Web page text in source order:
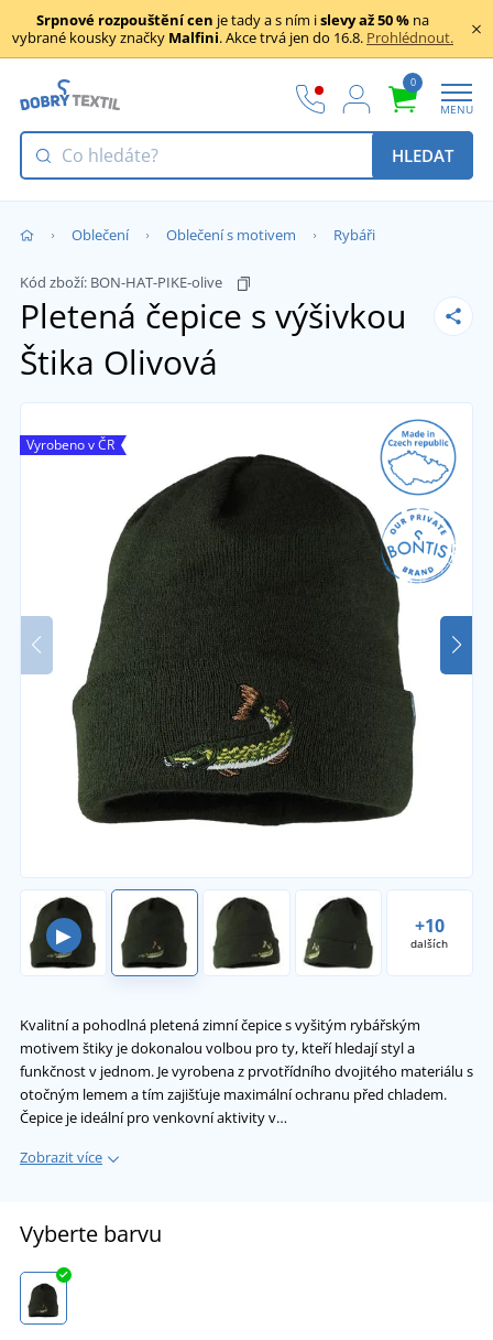
Srpnové rozpouštění cen je tady a s ním islevy až 50 % na
vybrané kousky značky Malfini. Akce trvá jen do 16.8. Prohlédnout.
0
MENU
HLEDAT
Oblečení Oblečení s motivem Rybáři
Kód zboží: BON-HAT-PIKE-olive
Pletená čepice s výšivkou
Štika Olivová
▶ +10
dalších
Vyrobeno v ČR
Kvalitní a pohodlná pletená zimní čepice s vyšitým rybářským
motivem štiky je dokonalou volbou pro ty, kteří hledají styl a
funkčnost v jednom. Je vyrobena z prvotřídního dvojitého materiálu s
otočným lemem a tím zajišťuje maximální ochranu před chladem.
Čepice je ideální pro venkovní aktivity v…
Zobrazit více
Vyberte barvu